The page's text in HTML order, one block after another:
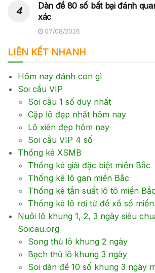
Dàn đề 80 số bất bại đánh
xác
07/08/2026
LIÊN KẾT NHANH
Hôm nay đánh con gì
Soi cầu VIP
Soi cầu 1 số duy nhất
Cặp lô đẹp nhất hôm nay
Lô xiên đẹp hôm nay
Soi cầu VIP 4 số
Thống kê XSMB
Thống kê giải đặc biệt miền Bắc
Thống kê lô gan miền Bắc
Thống kê tần suất lô tô miền Bắc
Thống kê lô rơi từ đề xổ số
Nuôi lô khung 1, 2, 3 ngày siêu
Soicau.org
Song thủ lô khung 2 ngày
Bạch thủ lô khung 3 ngày
Soi dàn đề 10 số khung 3 ngày